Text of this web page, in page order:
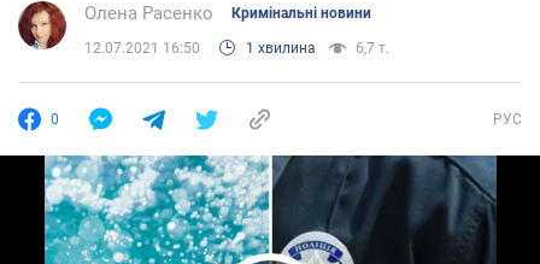
Олена Расенко Кримінальні новини
12.07.2021 16:50 1 хвилина 6,7 т.
0 РУС